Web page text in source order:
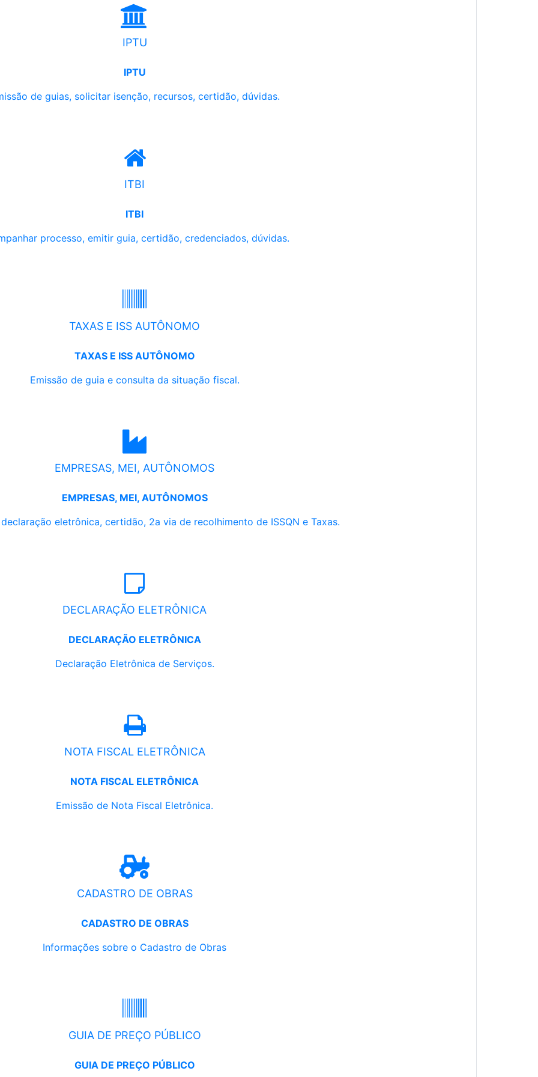
IPTU
IPTU
de guias, solicitar isenção, recursos, certidão, dúvidas.
ITBI
ITBI
processo, emitir guia, certidão, credenciados, dúvidas.
TAXAS E ISS AUTÔNOMO
TAXAS E ISS AUTÔNOMO
Emissão de guia e consulta da situação fiscal.
EMPRESAS, MEI, AUTÔNOMOS
EMPRESAS, MEI, AUTÔNOMOS
eletrônica, certidão, 2a via de recolhimento de ISSQN e Taxas.
DECLARAÇÃO ELETRÔNICA
DECLARAÇÃO ELETRÔNICA
Declaração Eletrônica de Serviços.
NOTA FISCAL ELETRÔNICA
NOTA FISCAL ELETRÔNICA
Emissão de Nota Fiscal Eletrônica.
CADASTRO DE OBRAS
CADASTRO DE OBRAS
Informações sobre o Cadastro de Obras
GUIA DE PREÇO PÚBLICO
GUIA DE PREÇO PÚBLICO